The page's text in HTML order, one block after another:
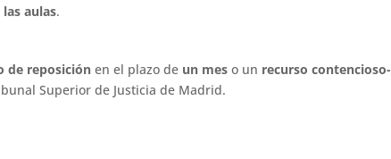
aulas.
de reposiciónen el plazo de un meso un recurso contencioso-
Superior de Justicia de Madrid.